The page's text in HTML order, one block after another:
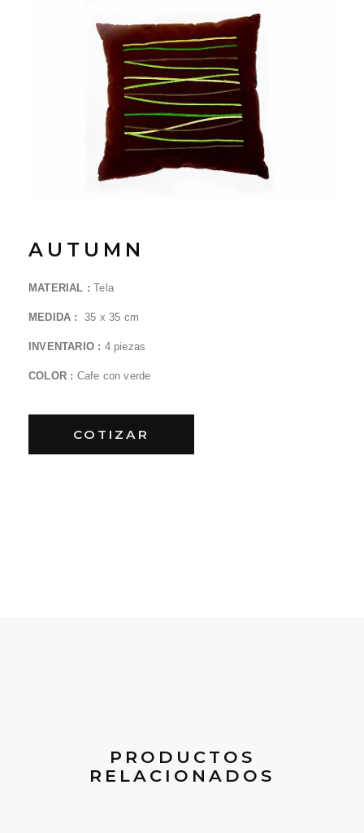
AUTUMN
MATERIAL : Tela
MEDIDA : 35 x 35 cm
INVENTARIO : 4 piezas
COLOR : Cafe con verde
COTIZAR
PRODUCTOS
RELACIONADOS